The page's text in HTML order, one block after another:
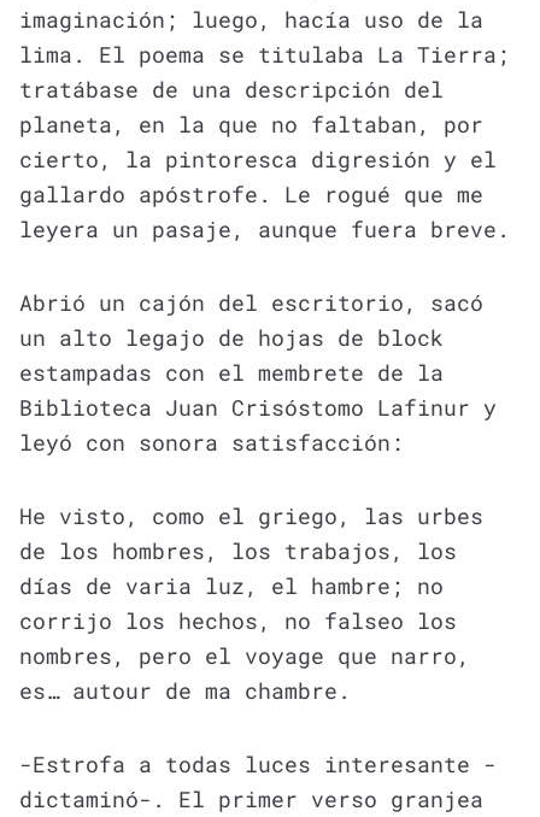
imaginación; luego, hacía uso de la
lima. El poema se titulaba La Tierra;
tratábase de una descripción del
planeta, en la que no faltaban, por
cierto, la pintoresca digresión y el
gallardo apóstrofe. Le rogué que me
leyera un pasaje, aunque fuera breve.
Abrió un cajón del escritorio, sacó
un alto legajo de hojas de block
estampadas con el membrete de la
Biblioteca Juan Crisóstomo Lafinur y
leyó con sonora satisfacción:
He visto, como el griego, las urbes
de los hombres, los trabajos, los
días de varia luz, el hambre; no
corrijo los hechos, no falseo los
nombres, pero el voyage que narro,
es… autour de ma chambre.
-Estrofa a todas luces interesante -
dictaminó-. El primer verso granjea